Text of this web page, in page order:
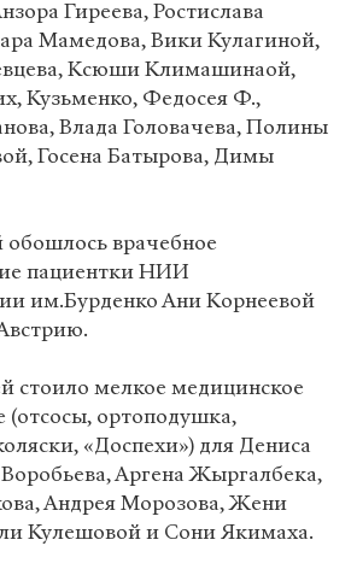
Гиреева, Ростислава
Мамедова, Вики Кулагиной,
Ксюши Климашинаой,
Кузьменко, Федосея Ф.,
Влада Головачева, Полины
Госена Батырова, Димы
обошлось врачебное
пациентки НИИ
им.Бурденко Ани Корнеевой
стоило мелкое медицинское
(отсосы, ортоподушка,
«Доспехи») для Дениса
Аргена Жыргалбека,
Андрея Морозова, Жени
Кулешовой и Сони Якимаха.